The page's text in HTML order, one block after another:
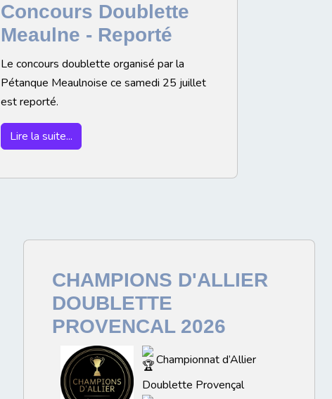
Concours Doublette
Meaulne - Reporté
Le concours doublette organisé par la
Pétanque Meaulnoise ce samedi 25 juillet
est reporté.
Lire la suite...
CHAMPIONS D'ALLIER
DOUBLETTE
PROVENCAL 2026
Championnat d’Allier
Doublette Provençal